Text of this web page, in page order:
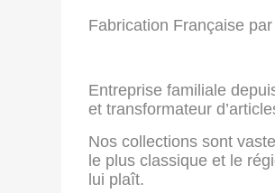
Fabrication Française par
Entreprise familiale
et transformateur
Nos collections sont
le plus classique et le
lui plaît.